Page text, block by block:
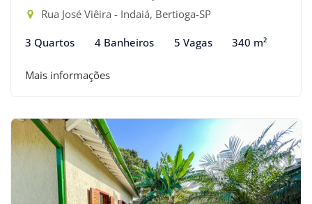
Rua José Viêira - Indaiá, Bertioga-SP
3 Quartos 4 Banheiros 5 Vagas 340 m²
Mais informações